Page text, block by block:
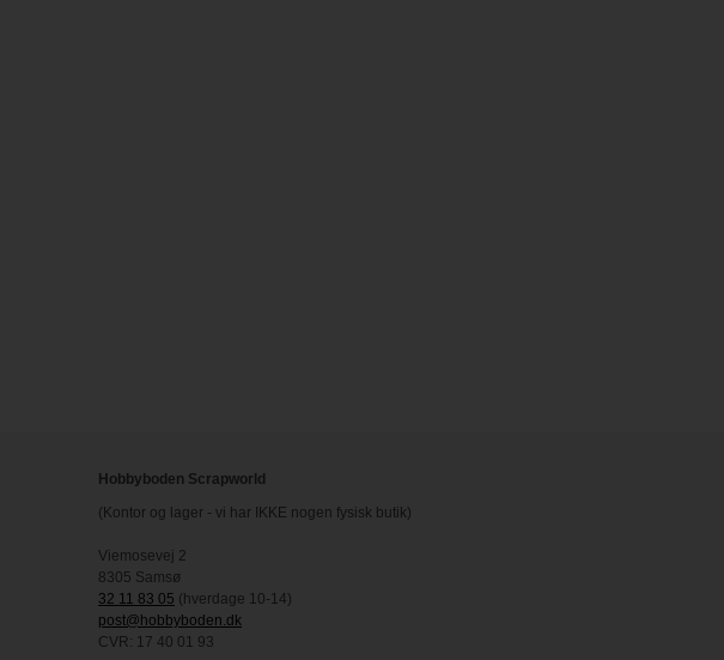
Hobbyboden Scrapworld
(Kontor og lager - vi har IKKE nogen fysisk butik)
Viemosevej 2
8305 Samsø
32 11 83 05 (hverdage 10-14)
post@hobbyboden.dk
CVR: 17 40 01 93